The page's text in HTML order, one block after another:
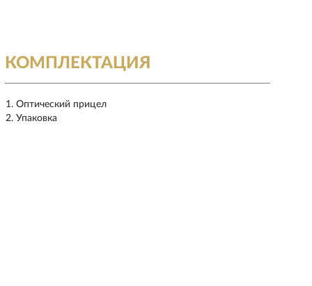
КОМПЛЕКТАЦИЯ
Оптический прицел
Упаковка